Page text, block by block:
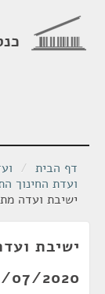
דף הבית /
ועדת החינוך
ישיבת ועדה מתאריך
07/2020